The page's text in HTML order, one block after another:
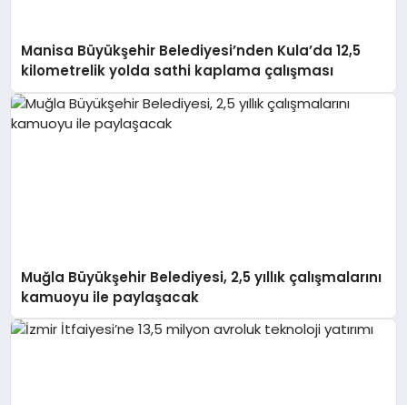
Manisa Büyükşehir Belediyesi’nden Kula’da 12,5
kilometrelik yolda sathi kaplama çalışması
Muğla Büyükşehir Belediyesi, 2,5 yıllık çalışmalarını
kamuoyu ile paylaşacak